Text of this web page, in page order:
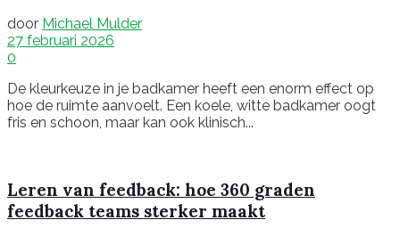
door Michael Mulder
27 februari 2026
0
De kleurkeuze in je badkamer heeft een enorm effect op
hoe de ruimte aanvoelt. Een koele, witte badkamer oogt
fris en schoon, maar kan ook klinisch...
Leren van feedback: hoe 360 graden
feedback teams sterker maakt